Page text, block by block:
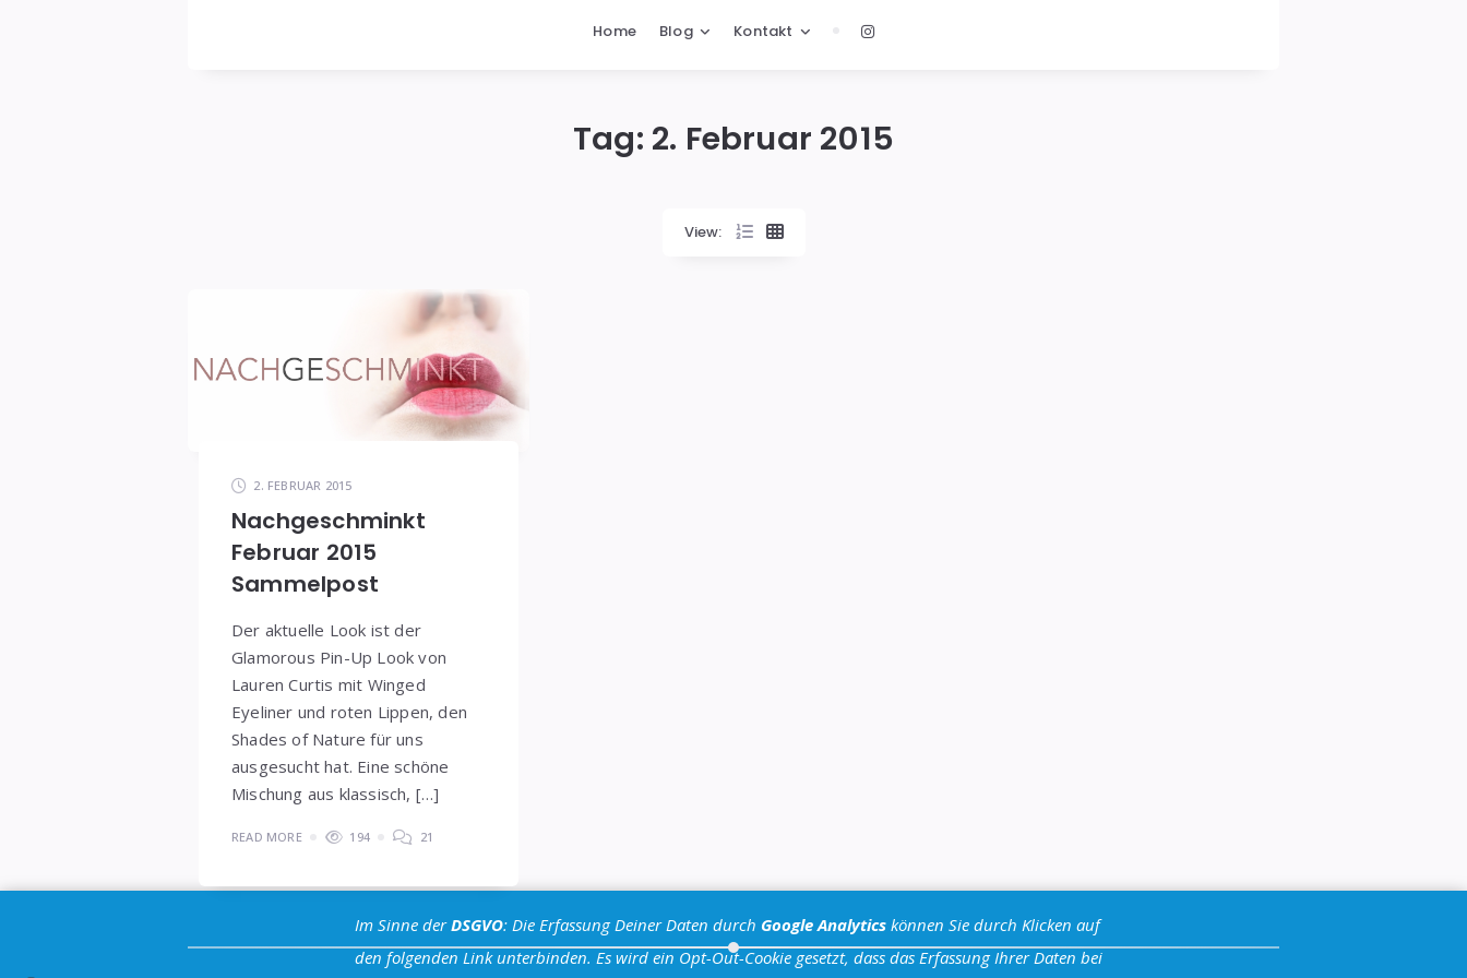
Home Blog Kontakt
Tag: 2. Februar 2015
View:
2. FEBRUAR 2015
Nachgeschminkt
Februar 2015
Sammelpost
Der aktuelle Look ist der
Glamorous Pin-Up Look von
Lauren Curtis mit Winged
Eyeliner und roten Lippen, den
Shades of Nature für uns
ausgesucht hat. Eine schöne
Mischung aus klassisch, […]
READ MORE 194 21
Im Sinne derDSGVO: Die Erfassung Deiner Daten durch Google Analytics können Sie durch Klicken auf
den folgenden Link unterbinden. Es wird ein Opt-Out-Cookie gesetzt, dass das Erfassung Ihrer Daten bei